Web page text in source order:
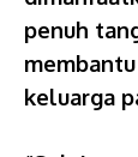
penuh
keluarga